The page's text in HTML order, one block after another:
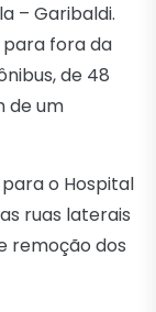
– Garibaldi.
fora da
de 48
de um
o Hospital
ruas laterais
remoção dos